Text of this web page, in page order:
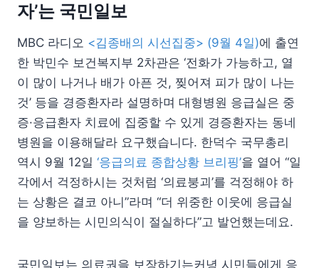
자’는 국민일보
MBC 라디오 <김종배의 시선집중> (9월 4일)에 출연
한 박민수 보건복지부 2차관은 ‘전화가 가능하고, 열
이 많이 나거나 배가 아픈 것, 찢어져 피가 많이 나는
것’ 등을 경증환자라 설명하며 대형병원 응급실은 중
증·응급환자 치료에 집중할 수 있게 경증환자는 동네
병원을 이용해달라 요구했습니다. 한덕수 국무총리
역시 9월 12일 ‘응급의료 종합상황 브리핑’을 열어 “일
각에서 걱정하시는 것처럼 ‘의료붕괴’를 걱정해야 하
는 상황은 결코 아니”라며 “더 위중한 이웃에 응급실
을 양보하는 시민의식이 절실하다”고 발언했는데요.
국민일보는 의료권을 보장하기는커녕 시민들에게 응